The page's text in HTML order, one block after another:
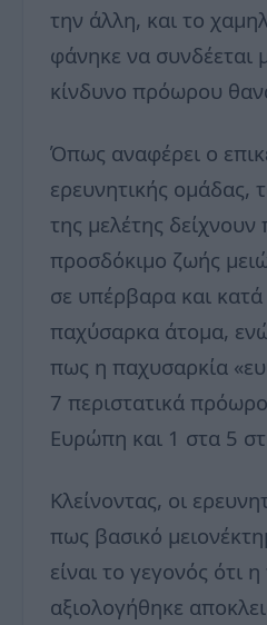
την άλλη, και το
φάνηκε να συνδέεται
κίνδυνο πρόωρου
Όπως αναφέρει ο
ερευνητικής ομάδας,
της μελέτης δείχνουν
προσδόκιμο ζωής
σε υπέρβαρα και κατά
παχύσαρκα άτομα,
πως η παχυσαρκία
7 περιστατικά
Ευρώπη και 1 στα 5
Κλείνοντας, οι
πως βασικό
είναι το γεγονός ότι
αξιολογήθηκε